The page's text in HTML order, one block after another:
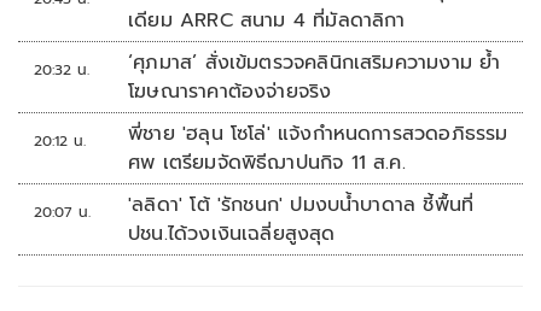
เดียม ARRC สนาม 4 ที่มัลดาลิกา
20:32 น.
‘ศุภมาส’ สั่งเข้มตรวจคลินิกเสริมความงาม ย้ำ
โฆษณาราคาต้องจ่ายจริง
20:12 น.
พี่ชาย 'ฮลุน โซโล่' แจ้งกำหนดการสวดอภิธรรม
ศพ เตรียมจัดพิธีฌาปนกิจ 11 ส.ค.
20:07 น.
'ลลิดา' โต้ 'รักชนก' ปมงบน้ำบาดาล ชี้พื้นที่
ปชน.ได้วงเงินเฉลี่ยสูงสุด